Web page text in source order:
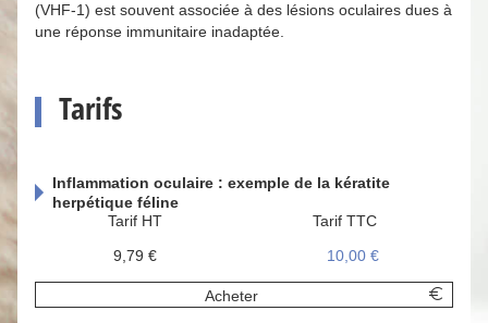
(VHF-1) est souvent associée à des lésions oculaires dues à
une réponse immunitaire inadaptée.
Tarifs
Inflammation oculaire : exemple de la kératite
herpétique féline
Tarif HT
9,79 €
Tarif TTC
10,00 €
Acheter